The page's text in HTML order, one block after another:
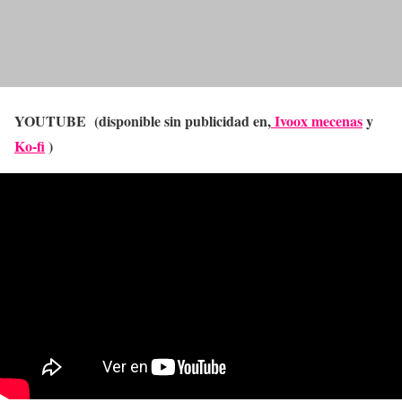
YOUTUBE (disponible sin publicidad en,Ivoox mecenasy
Ko-fi)